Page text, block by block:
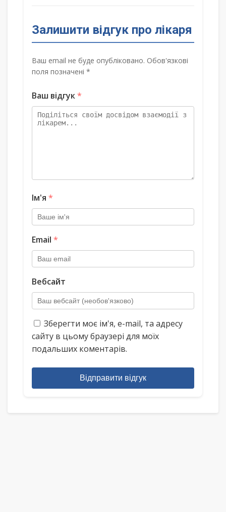
Залишити відгук про лікаря
Ваш email не буде опубліковано. Обов'язкові
поля позначені *
Ваш відгук*
Ім'я *
Email *
Вебсайт
Зберегти моє ім'я, e-mail, та адресу
сайту в цьому браузері для моїх
подальших коментарів.
Відправити відгук